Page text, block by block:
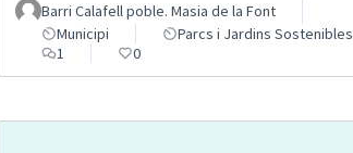
Barri Calafell poble. Masia de la Font
Municipi
Parcs i Jardins Sostenibles
1
0